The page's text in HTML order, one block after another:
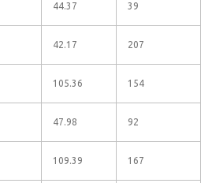
44.37 39
42.17 207
105.36 154
47.98 92
109.39 167